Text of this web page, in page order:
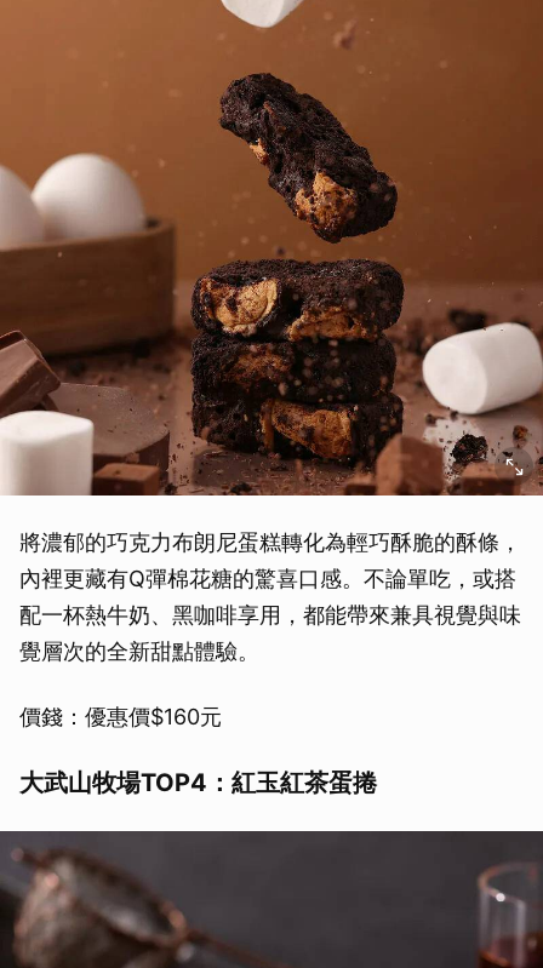
將濃郁的巧克力布朗尼蛋糕轉化為輕巧酥脆的酥條，
內裡更藏有Q彈棉花糖的驚喜口感。不論單吃，或搭
配一杯熱牛奶、黑咖啡享用，都能帶來兼具視覺與味
覺層次的全新甜點體驗。
價錢：優惠價$160元
大武山牧場TOP4：紅玉紅茶蛋捲